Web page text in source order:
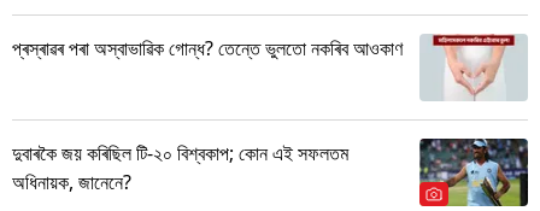
প্ৰস্ৰাৱৰ পৰা অস্বাভাৱিক গোন্ধ? তেন্তে ভুলতো নকৰিব আওকাণ
দুবাৰকৈ জয় কৰিছিল টি-২০ বিশ্বকাপ; কোন এই সফলতম
অধিনায়ক, জানেনে?